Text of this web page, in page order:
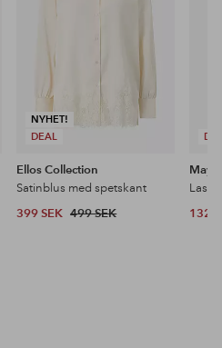
NYHET!
DEAL
Ellos Collection
Satinblus med spetskant
399 SEK 499 SEK 132